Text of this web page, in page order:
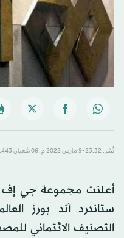
نُشر: 23:32-9 مارس 2022 م ـ 06 شَعبان 1443 هـ
أعلنت مجموعة جي إف
ستاندرد آند بورز
التصنيف الائتماني